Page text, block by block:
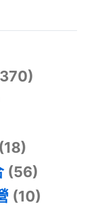
(18)
(56)
(10)